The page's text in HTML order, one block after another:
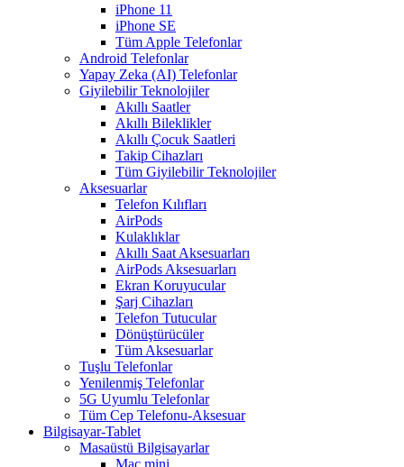
iPhone 11
iPhone SE
Tüm Apple Telefonlar
Android Telefonlar
Yapay Zeka (AI) Telefonlar
Giyilebilir Teknolojiler
Akıllı Saatler
Akıllı Bileklikler
Akıllı Çocuk Saatleri
Takip Cihazları
Tüm Giyilebilir Teknolojiler
Aksesuarlar
Telefon Kılıfları
AirPods
Kulaklıklar
Akıllı Saat Aksesuarları
AirPods Aksesuarları
Ekran Koruyucular
Şarj Cihazları
Telefon Tutucular
Dönüştürücüler
Tüm Aksesuarlar
Tuşlu Telefonlar
Yenilenmiş Telefonlar
5G Uyumlu Telefonlar
Tüm Cep Telefonu-Aksesuar
Bilgisayar-Tablet
Masaüstü Bilgisayarlar
Mac mini